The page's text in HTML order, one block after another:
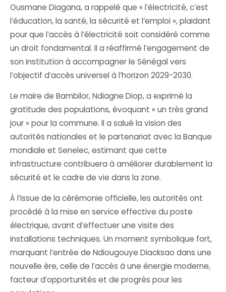
Ousmane Diagana, a rappelé que « l’électricité, c’est
l’éducation, la santé, la sécurité et l’emploi », plaidant
pour que l’accès à l’électricité soit considéré comme
un droit fondamental. Il a réaffirmé l’engagement de
son institution à accompagner le Sénégal vers
l’objectif d’accès universel à l’horizon 2029-2030.
Le maire de Bambilor, Ndiagne Diop, a exprimé la
gratitude des populations, évoquant « un très grand
jour » pour la commune. Il a salué la vision des
autorités nationales et le partenariat avec la Banque
mondiale et Senelec, estimant que cette
infrastructure contribuera à améliorer durablement la
sécurité et le cadre de vie dans la zone.
À l’issue de la cérémonie officielle, les autorités ont
procédé à la mise en service effective du poste
électrique, avant d’effectuer une visite des
installations techniques. Un moment symbolique fort,
marquant l’entrée de Ndiougouye Diacksao dans une
nouvelle ère, celle de l’accès à une énergie moderne,
facteur d’opportunités et de progrès pour les